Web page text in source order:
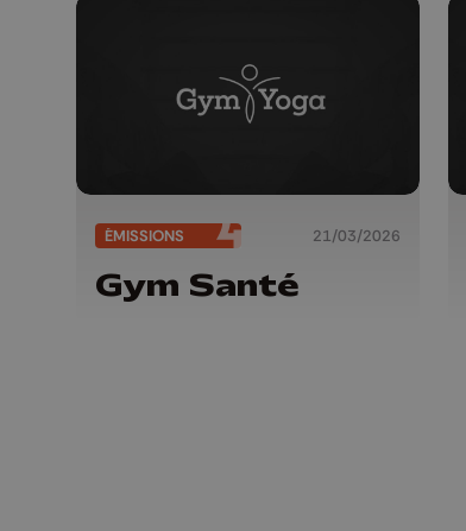
ÉMISSIONS 21/03/2026
Gym Santé